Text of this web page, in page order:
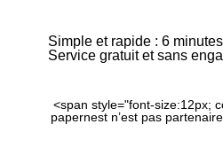
Simple et rapide : 6
Service gratuit et sans
<span style="font-size:12px;
papernest n’est pas